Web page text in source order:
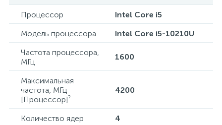
Процессор
Intel Core i5
Модель процессора
Intel Core i5-10210U
Частота процессора,
МГц
1600
Максимальная
частота, МГц
[Процессор]?
4200
Количество ядер
4